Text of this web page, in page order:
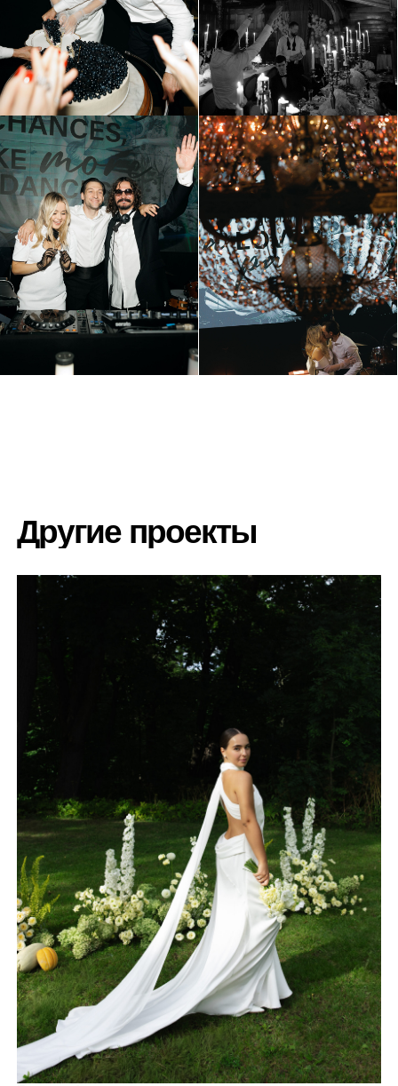
Василий и Александра Four Seasons
Daniil Nikulin
Связь
Telegram
dan-nikulin@mail.ru
+7 (909) 229-95-70
Меню
Главная
Портфолио
Биография
Контакты